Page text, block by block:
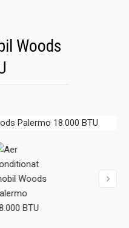
Woods